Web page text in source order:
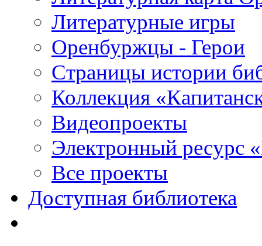
Литературные игры
Оренбуржцы - Герои
Страницы истории
Коллекция
Видеопроекты
Электронный ресурс
Все проекты
Доступная библиотека